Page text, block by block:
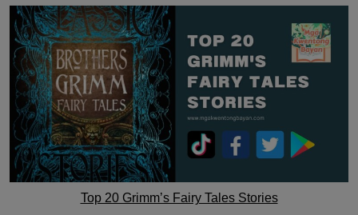
Top 20 Grimm’s Fairy Tales Stories